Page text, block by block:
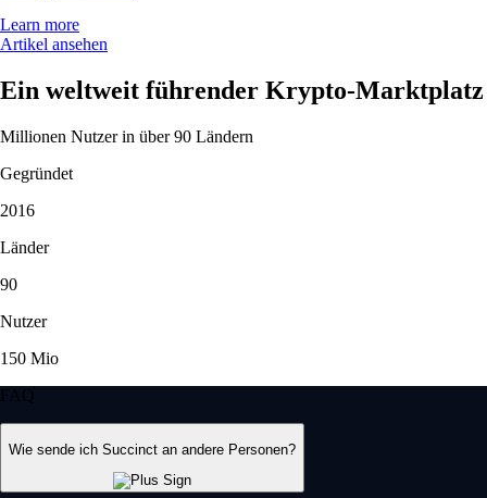
Learn more
Artikel ansehen
Ein weltweit führender Krypto-Marktplatz
Millionen Nutzer in über 90 Ländern
Gegründet
2016
Länder
90
Nutzer
150 Mio
FAQ
Wie sende ich Succinct an andere Personen?